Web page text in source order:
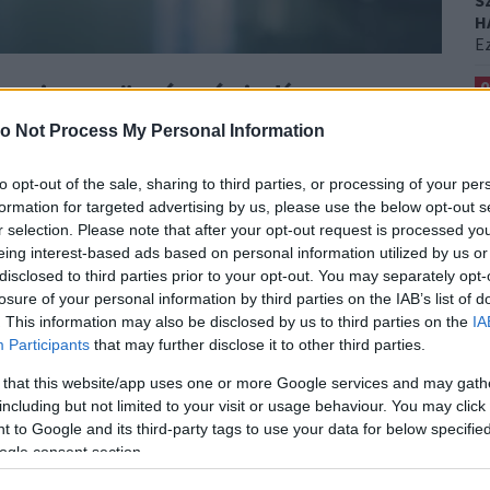
Not Process My Personal Information
opt-out of the sale, sharing to third parties, or processing of your
for targeted advertising by us, please use the below opt-out
selection. Please note that after your opt-out request is processed
interest-based ads based on personal information utilized by us
to third parties prior to your opt-out. You may separately
of your personal information by third parties on the IAB’s list of
This information may also be disclosed by us to third parties on the
Participants that may further disclose it to other third parties.
that this website/app uses one or more Google services and may
but not limited to your visit or usage behaviour. You may
to Google and its third-party tags to use your data for below
consent section.
miatt az ügyészség indított
volt.
egy hatéves fiú felelős egy csecsemő
A kis Zayneb-Cassandra halála után, amely a
az ügyészség indított vizsgálatot- erről aBFM-
súlyosan sérülten.
és dobta a földre. Amikor a kórházi személyzet
volt:súlyos agysérüléseket szenvedett, és
azonban már nem tudtak segíteni neki. Kedden,